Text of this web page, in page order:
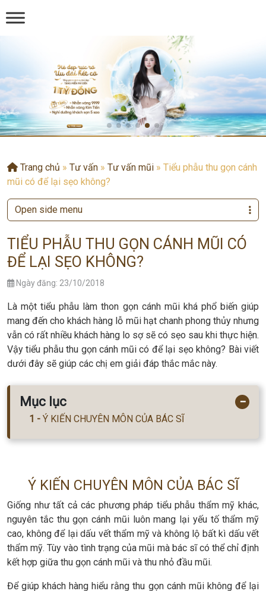
Trang chủ » Tư vấn » Tư vấn mũi » Tiểu phẫu thu gọn cánh
mũi có để lại sẹo không?
TIỂU PHẪU THU GỌN CÁNH MŨI CÓ
ĐỂ LẠI SẸO KHÔNG?
Ngày đăng: 23/10/2018
Là một tiểu phẫu làm thon gọn cánh mũi khá phổ biến giúp
mang đến cho khách hàng lỗ mũi hạt chanh phong thủy nhưng
vẫn có rất nhiều khách hàng lo sợ sẽ có sẹo sau khi thực hiện.
Vậy tiểu phẫu thu gọn cánh mũi có để lại sẹo không? Bài viết
dưới đây sẽ giúp các chị em giải đáp thắc mắc này.
Mục lục −
Ý KIẾN CHUYÊN MÔN CỦA BÁC SĨ
Ý KIẾN CHUYÊN MÔN CỦA BÁC SĨ
Giống như tất cả các phương pháp tiểu phẫu thẩm mỹ khác,
nguyên tắc thu gọn cánh mũi luôn mang lại yếu tố thẩm mỹ
cao, không để lại dấu vết thẩm mỹ và không lộ bất kì dấu vết
thẩm mỹ. Tùy vào tình trạng của mũi mà bác sĩ có thể chỉ định
kết hợp giữa thu gọn cánh mũi và thu nhỏ đầu mũi.
Để giúp khách hàng hiểu rằng thu gọn cánh mũi không để lại
Open side menu